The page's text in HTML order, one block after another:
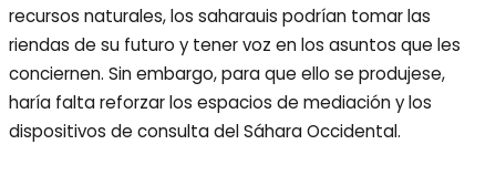
recursos naturales, los saharauis podrían tomar las
riendas de su futuro y tener voz en los asuntos que les
conciernen. Sin embargo, para que ello se produjese,
haría falta reforzar los espacios de mediación y los
dispositivos de consulta del Sáhara Occidental.